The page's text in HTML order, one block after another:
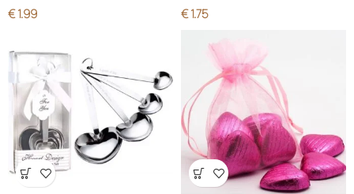
€1.99
€1.75
Wensenlijst
Wensenlijst